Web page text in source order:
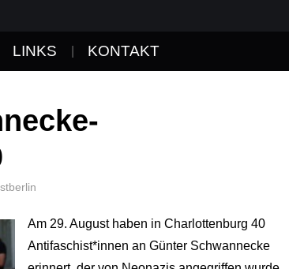
LINKS KONTAKT
Am 29. August haben in Charlottenburg 40
Antifaschist*innen an Günter Schwannecke